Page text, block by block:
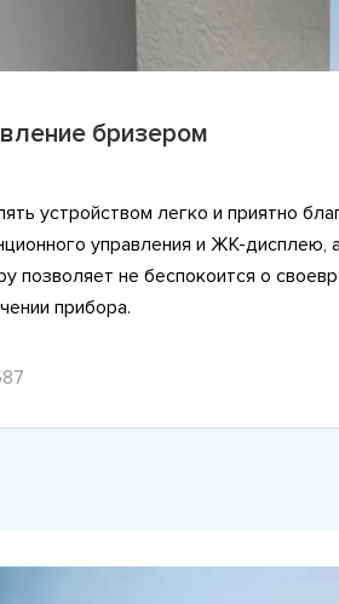
бризером
устройством легко и приятно
управления и ЖК-дисплею,
позволяет не беспокоится о
прибора.